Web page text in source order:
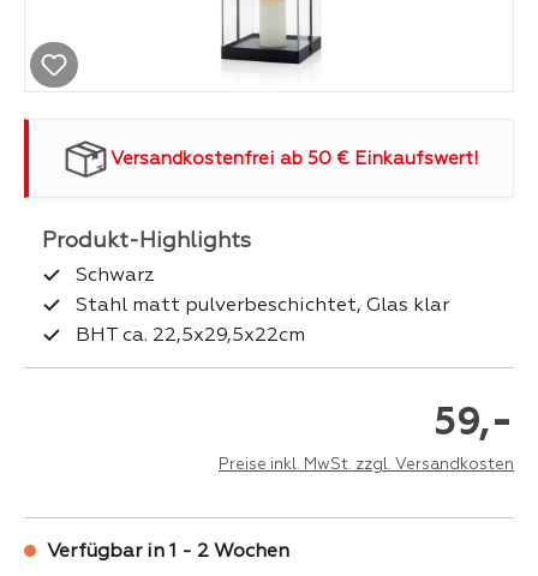
Versandkostenfrei ab 50 € Einkaufswert!
Schwarz
Stahl matt pulverbeschichtet, Glas klar
BHT ca. 22,5x29,5x22cm
59,-
Preise inkl. MwSt. zzgl. Versandkosten
Verfügbar in 1 - 2 Wochen